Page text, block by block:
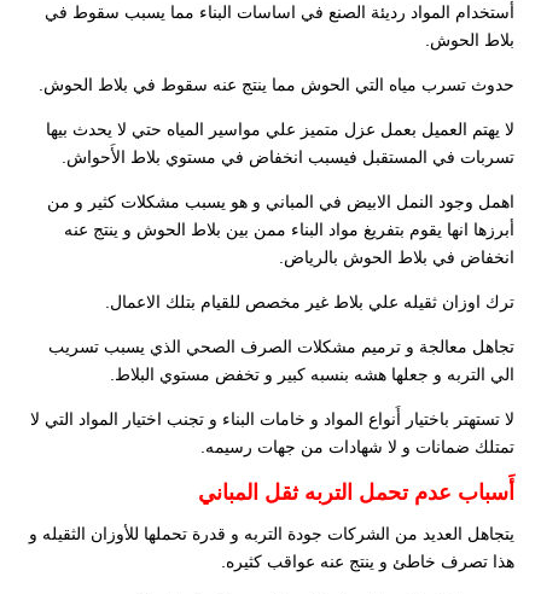
أستخدام المواد رديئة الصنع في اساسات البناء مما يسبب سقوط في
بلاط الحوش.
حدوث تسرب مياه التي الحوش مما ينتج عنه سقوط في بلاط الحوش.
لا يهتم العميل بعمل عزل متميز علي مواسير المياه حتي لا يحدث بيها
تسربات في المستقبل فيسبب انخفاض في مستوي بلاط الأَحواش.
اهمل وجود النمل الابيض في المباني و هو يسبب مشكلات كثير و من
أبرزها انها يقوم بتفريغ مواد البناء ممن بين بلاط الحوش و ينتج عنه
انخفاض في بلاط الحوش بالرياض.
ترك اوزان ثقيله علي بلاط غير مخصص للقيام بتلك الاعمال.
تجاهل معالجة و ترميم مشكلات الصرف الصحي الذي يسبب تسريب
الي التربه و جعلها هشه بنسبه كبير و تخفض مستوي البلاط.
لا تستهتر باختيار أَنواع المواد و خامات البناء و تجنب اختيار المواد التي لا
تمتلك ضمانات و لا شهادات من جهات رسيمه.
أَسباب عدم تحمل التربه ثقل المباني
يتجاهل العديد من الشركات جودة التربه و قدرة تحملها للأوزان الثقيله و
هذا تصرف خاطئ و ينتج عنه عواقب كثيره.